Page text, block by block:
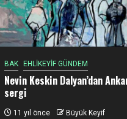
BAK EHLİKEYİF GÜNDEM
Nevin Keskin Dalyan’dan
sergi
11 yıl önce Büyük Keyif